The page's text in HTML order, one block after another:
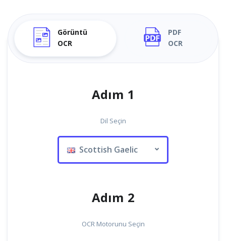
Görüntü
OCR
PDF
OCR
Adım 1
Dil Seçin
Scottish Gaelic
Adım 2
OCR Motorunu Seçin